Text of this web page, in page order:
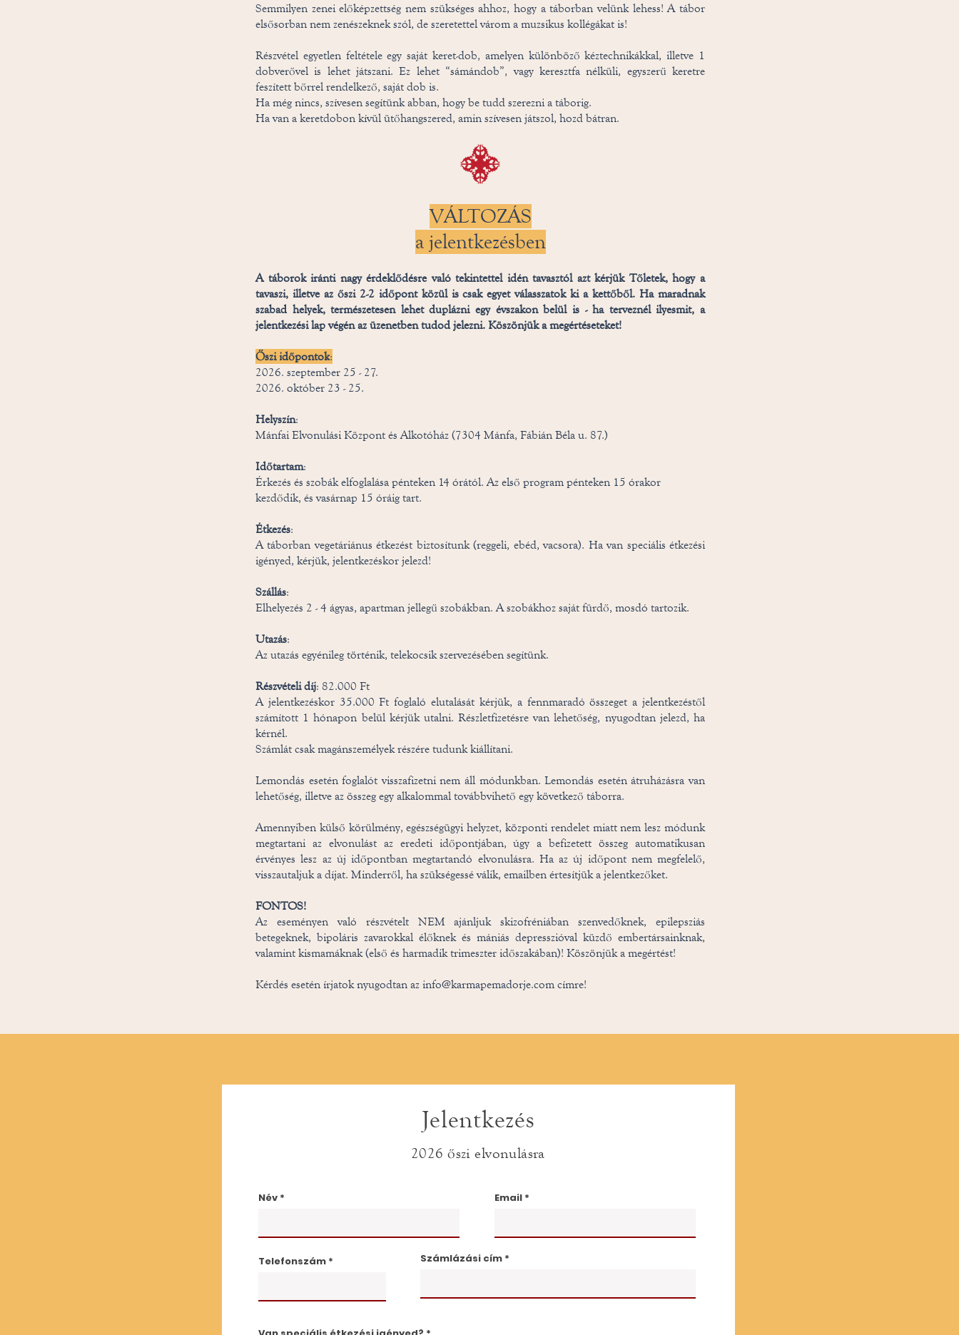
Semmilyen zenei előképzettség nem szükséges ahhoz, hogy a táborban velünk lehess! A tábor
elsősorban nem zenészeknek szól, de szeretettel várom a muzsikus kollégákat is!
Részvétel egyetlen feltétele egy saját keret-dob, amelyen különböző kéztechnikákkal, illetve 1
dobverővel is lehet játszani. Ez lehet “sámándob”, vagy keresztfa nélküli, egyszerű keretre
feszített bőrrel rendelkező, saját dob is.
Ha még nincs, szívesen segítünk abban, hogy be tudd szerezni a táborig.
Ha van a keretdobon kívül ütőhangszered, amin szívesen játszol, hozd bátran.
VÁLTOZÁS
a jelentkezésben
A táborok iránti nagy érdeklődésre való tekintettel idén tavasztól azt kérjük Tőletek, hogy a
tavaszi, illetve az őszi 2-2 időpont közül is csak egyet válasszatok ki a kettőből. Ha maradnak
szabad helyek, természetesen lehet duplázni egy évszakon belül is - ha terveznél ilyesmit, a
jelentkezési lap végén az üzenetben tudod jelezni. Köszönjük a megértéseteket!
Őszi időpontok:
2026. szeptember 25 - 27.
2026. október 23 - 25.
Helyszín:
Mánfai Elvonulási Központ és Alkotóház (7304 Mánfa, Fábián Béla u. 87.)
Időtartam:
Érkezés és szobák elfoglalása pénteken 14 órától. Az első program pénteken 15 órakor
kezdődik, és vasárnap 15 óráig tart.
Étkezés:
A táborban vegetáriánus étkezést biztosítunk (reggeli, ebéd, vacsora). Ha van speciális étkezési
igényed, kérjük, jelentkezéskor jelezd!
Szállás:
Elhelyezés 2 - 4 ágyas, apartman jellegű szobákban. A szobákhoz saját fürdő, mosdó tartozik.
Utazás:
Az utazás egyénileg történik, telekocsik szervezésében segítünk.
Részvételi díj: 82.000 Ft
A jelentkezéskor 35.000 Ft foglaló elutalását kérjük, a fennmaradó összeget a jelentkezéstől
számított 1 hónapon belül kérjük utalni. Részletfizetésre van lehetőség, nyugodtan jelezd, ha
kérnél.
Számlát csak magánszemélyek részére tudunk kiállítani.
Lemondás esetén foglalót visszafizetni nem áll módunkban. Lemondás esetén átruházásra van
lehetőség, illetve az összeg egy alkalommal továbbvihető egy következő táborra.
Amennyiben külső körülmény, egészségügyi helyzet, központi rendelet miatt nem lesz módunk
megtartani az elvonulást az eredeti időpontjában, úgy a befizetett összeg automatikusan
érvényes lesz az új időpontban megtartandó elvonulásra. Ha az új időpont nem megfelelő,
visszautaljuk a díjat. Minderről, ha szükségessé válik, emailben értesítjük a jelentkezőket.
FONTOS!
Az eseményen való részvételt NEM ajánljuk skizofréniában szenvedőknek, epilepsziás
betegeknek, bipoláris zavarokkal élőknek és mániás depresszióval küzdő embertársainknak,
valamint kismamáknak (első és harmadik trimeszter időszakában)! Köszönjük a megértést!
Kérdés esetén írjatok nyugodtan azinfo@karmapemadorje.comcímre!
Jelentkezés
2026 őszi elvonulásra
Név Email
Telefonszám Számlázási cím